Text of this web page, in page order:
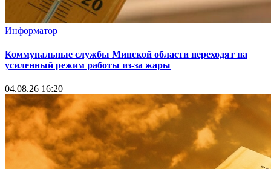
Информатор
Коммунальные службы Минской области переходят на
усиленный режим работы из-за жары
04.08.26 16:20